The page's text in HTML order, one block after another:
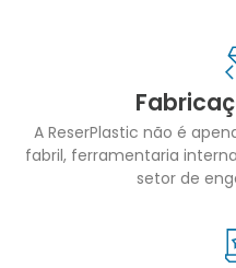
A ReserPlastic não é
fabril, ferramentaria
setor de